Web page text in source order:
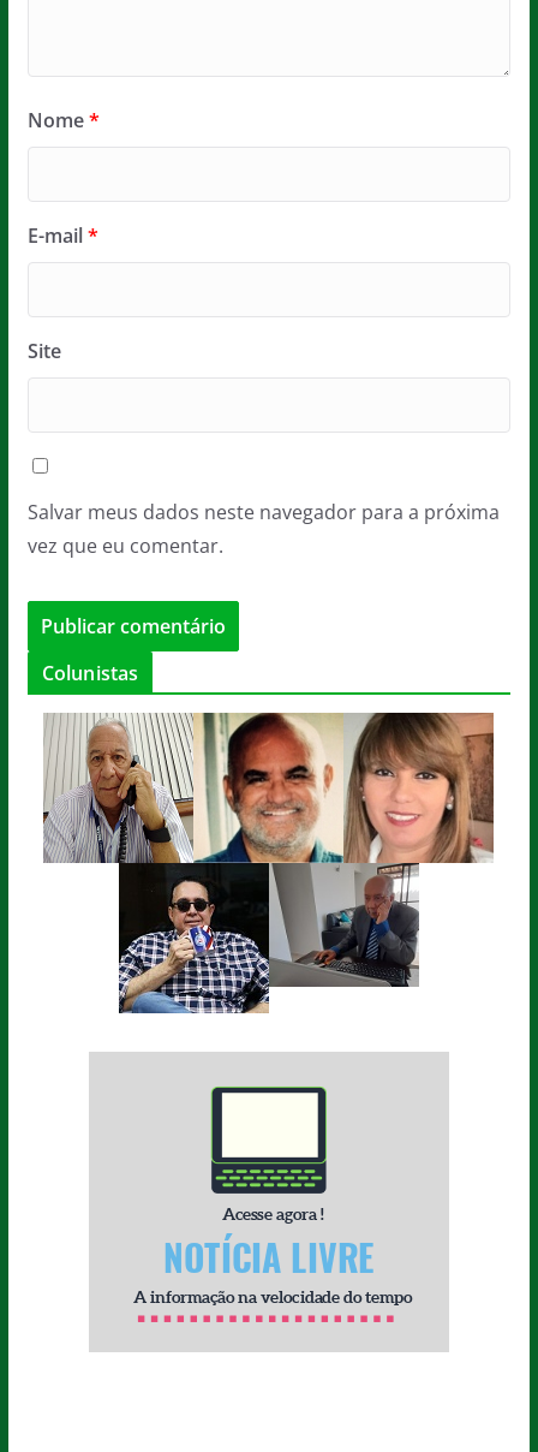
Nome*
E-mail*
Site
Salvar meus dados neste navegador para a próxima
vez que eu comentar.
Colunistas